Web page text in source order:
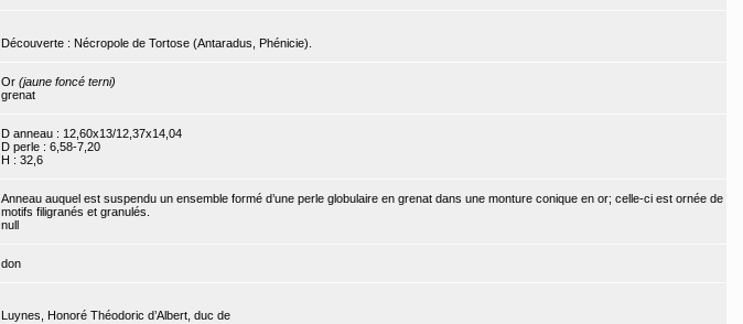
Découverte : Nécropole de Tortose (Antaradus, Phénicie).
Or (jaune foncé terni)
grenat
D anneau : 12,60x13/12,37x14,04
D perle : 6,58-7,20
H : 32,6
Anneau auquel est suspendu un ensemble formé d’une perle globulaire en grenat dans une monture conique en or; celle-ci est ornée de
motifs filigranés et granulés.
null
don
Luynes, Honoré Théodoric d’Albert, duc de